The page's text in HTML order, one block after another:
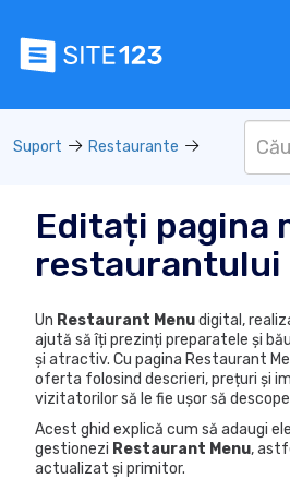
Suport Restaurante
Editați pagina
restaurantului
Un Restaurant Menudigital,
ajută să îți prezinți preparatele și
și atractiv. Cu pagina Restaurant
oferta folosind descrieri, prețuri și
vizitatorilor să le fie ușor să
Acest ghid explică cum să adaugi
gestionezi Restaurant Menu,
actualizat și primitor.